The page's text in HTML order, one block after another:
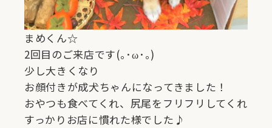
まめくん☆
2回目のご来店です(｡･ω･｡)
少し大きくなり
お顔付きが成犬ちゃんになってきました！
おやつも食べてくれ、尻尾をフリフリしてくれ
すっかりお店に慣れた様でした♪